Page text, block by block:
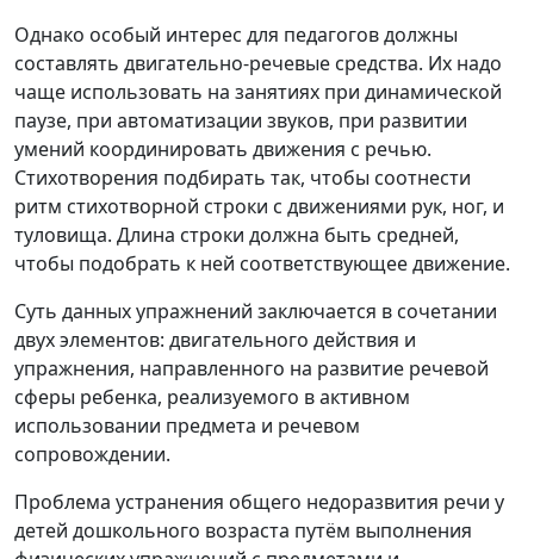
Однако особый интерес для педагогов должны
составлять двигательно-речевые средства. Их надо
чаще использовать на занятиях при динамической
паузе, при автоматизации звуков, при развитии
умений координировать движения с речью.
Стихотворения подбирать так, чтобы соотнести
ритм стихотворной строки с движениями рук, ног, и
туловища. Длина строки должна быть средней,
чтобы подобрать к ней соответствующее движение.
Суть данных упражнений заключается в сочетании
двух элементов: двигательного действия и
упражнения, направленного на развитие речевой
сферы ребенка, реализуемого в активном
использовании предмета и речевом
сопровождении.
Проблема устранения общего недоразвития речи у
детей дошкольного возраста путём выполнения